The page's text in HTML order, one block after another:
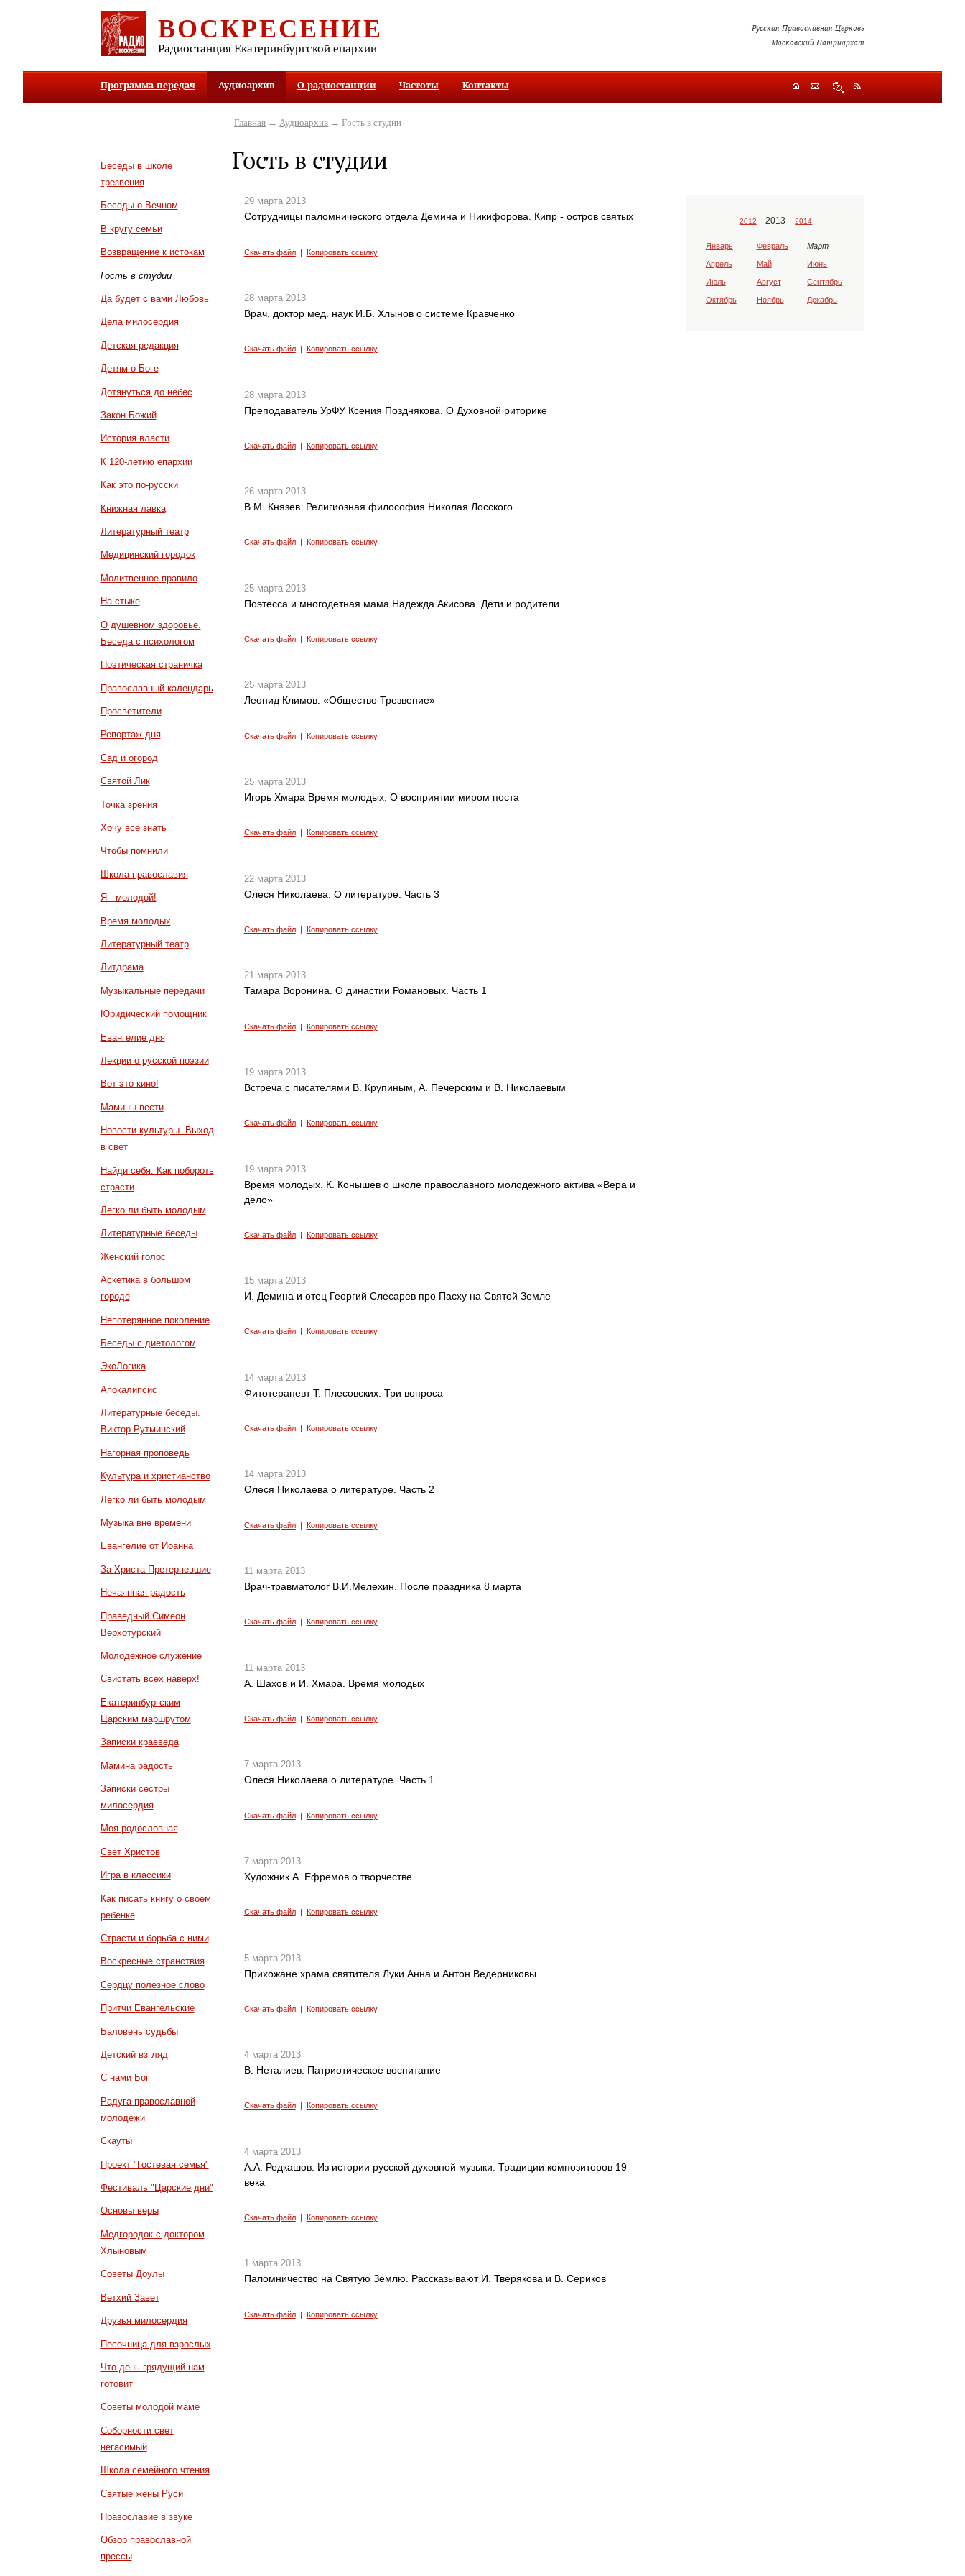
ВОСКРЕСЕНИЕ
Радиостанция Екатеринбургской епархии
Русская Православная Церковь
Московский Патриархат
Программа передач Аудиоархив О радиостанции Частоты Контакты
Беседы в школе
трезвения
Беседы о Вечном
В кругу семьи
Возвращение к истокам
Гость в студии
Да будет с вами Любовь
Дела милосердия
Детская редакция
Детям о Боге
Дотянуться до небес
Закон Божий
История власти
К 120-летию епархии
Как это по-русски
Книжная лавка
Литературный театр
Медицинский городок
Молитвенное правило
На стыке
О душевном здоровье.
Беседа с психологом
Поэтическая страничка
Православный календарь
Просветители
Репортаж дня
Сад и огород
Святой Лик
Точка зрения
Хочу все знать
Чтобы помнили
Школа православия
Я - молодой!
Время молодых
Литературный театр
Литдрама
Музыкальные передачи
Юридический помощник
Евангелие дня
Лекции о русской поэзии
Вот это кино!
Мамины вести
Новости культуры. Выход
в свет
Найди себя. Как побороть
страсти
Легко ли быть молодым
Литературные беседы
Женский голос
Аскетика в большом
городе
Непотерянное поколение
Беседы с диетологом
ЭкоЛогика
Апокалипсис
Литературные беседы.
Виктор Рутминский
Нагорная проповедь
Культура и христианство
Легко ли быть молодым
Музыка вне времени
Евангелие от Иоанна
За Христа Претерпевшие
Нечаянная радость
Праведный Симеон
Верхотурский
Молодежное служение
Свистать всех наверх!
Екатеринбургским
Царским маршрутом
Записки краеведа
Мамина радость
Записки сестры
милосердия
Моя родословная
Свет Христов
Игра в классики
Как писать книгу о своем
ребенке
Страсти и борьба с ними
Воскресные странствия
Сердцу полезное слово
Притчи Евангельские
Баловень судьбы
Детский взгляд
С нами Бог
Радуга православной
молодежи
Скауты
Проект "Гостевая семья"
Фестиваль "Царские дни"
Основы веры
Медгородок с доктором
Хлыновым
Советы Доулы
Ветхий Завет
Друзья милосердия
Песочница для взрослых
Что день грядущий нам
готовит
Советы молодой маме
Соборности свет
негасимый
Школа семейного чтения
Святые жены Руси
Православие в звуке
Обзор православной
прессы
Главная → Аудиоархив → Гость в студии
Гость в студии
29 марта 2013
Сотрудницы паломнического отдела Демина и Никифорова. Кипр - остров святых
Скачать файл| Копировать ссылку
28 марта 2013
Врач, доктор мед. наук И.Б. Хлынов о системе Кравченко
Скачать файл| Копировать ссылку
28 марта 2013
Преподаватель УрФУ Ксения Позднякова. О Духовной риторике
Скачать файл| Копировать ссылку
26 марта 2013
В.М. Князев. Религиозная философия Николая Лосского
Скачать файл| Копировать ссылку
25 марта 2013
Поэтесса и многодетная мама Надежда Акисова. Дети и родители
Скачать файл| Копировать ссылку
25 марта 2013
Леонид Климов. «Общество Трезвение»
Скачать файл| Копировать ссылку
25 марта 2013
Игорь Хмара Время молодых. О восприятии миром поста
Скачать файл| Копировать ссылку
22 марта 2013
Олеся Николаева. О литературе. Часть 3
Скачать файл| Копировать ссылку
21 марта 2013
Тамара Воронина. О династии Романовых. Часть 1
Скачать файл| Копировать ссылку
19 марта 2013
Встреча с писателями В. Крупиным, А. Печерским и В. Николаевым
Скачать файл| Копировать ссылку
19 марта 2013
Время молодых. К. Конышев о школе православного молодежного актива «Вера и
дело»
Скачать файл| Копировать ссылку
15 марта 2013
И. Демина и отец Георгий Слесарев про Пасху на Святой Земле
Скачать файл| Копировать ссылку
14 марта 2013
Фитотерапевт Т. Плесовских. Три вопроса
Скачать файл| Копировать ссылку
14 марта 2013
Олеся Николаева о литературе. Часть 2
Скачать файл| Копировать ссылку
11 марта 2013
Врач-травматолог В.И.Мелехин. После праздника 8 марта
Скачать файл| Копировать ссылку
11 марта 2013
А. Шахов и И. Хмара. Время молодых
Скачать файл| Копировать ссылку
7 марта 2013
Олеся Николаева о литературе. Часть 1
Скачать файл| Копировать ссылку
7 марта 2013
Художник А. Ефремов о творчестве
Скачать файл| Копировать ссылку
5 марта 2013
Прихожане храма святителя Луки Анна и Антон Ведерниковы
Скачать файл| Копировать ссылку
4 марта 2013
В. Неталиев. Патриотическое воспитание
Скачать файл| Копировать ссылку
4 марта 2013
А.А. Редкашов. Из истории русской духовной музыки. Традиции композиторов 19
века
Скачать файл| Копировать ссылку
1 марта 2013
Паломничество на Святую Землю. Рассказывают И. Тверякова и В. Сериков
Скачать файл| Копировать ссылку
2012 2013 2014
Январь Февраль Март
Апрель Май Июнь
Июль Август Сентябрь
Октябрь Ноябрь Декабрь